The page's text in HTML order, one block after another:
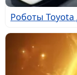
Роботы Toyota